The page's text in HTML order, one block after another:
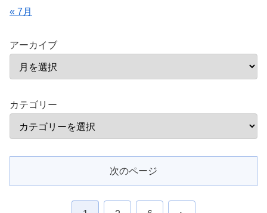
« 7月
アーカイブ
カテゴリー
次のページ